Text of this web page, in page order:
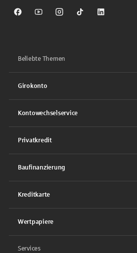
Sparkasse auf Facebook
Sparkasse auf Youtube
Sparkasse auf Instagram
Sparkasse auf TikTok
Sparkasse
Beliebte Themen
Girokonto
Kontowechselservice
Privatkredit
Baufinanzierung
Kreditkarte
Wertpapiere
Services